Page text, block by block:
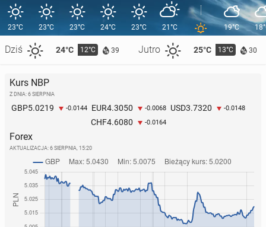
23°C
Dziś 24°C 12°C 39 Jutro 25°C 13°C 30
23°C 23°C 24°C 23°C 21°C 19°C
Kurs NBP
Z DNIA: 6 SIERPNIA
GBP5.0219 -0.0144 EUR4.3050 -0.0068 USD3.7320 -0.0148
CHF4.6080 -0.0164
Forex
AKTUALIZACJA: 6 SIERPNIA, 15:20